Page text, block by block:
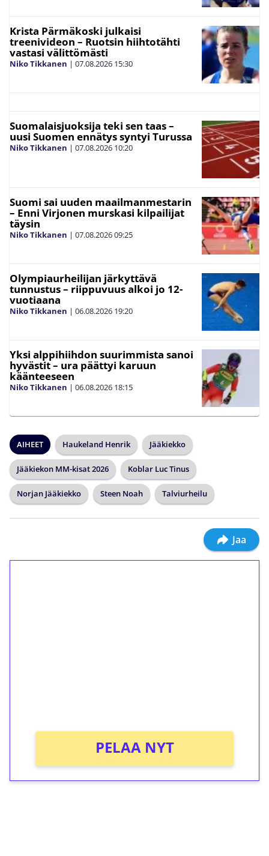
Krista Pärmäkoski julkaisi
treenivideon – Ruotsin hiihtotähti
vastasi välittömästi
Niko Tikkanen | 07.08.2026 15:30
Suomalaisjuoksija teki sen taas –
uusi Suomen ennätys syntyi Turussa
Niko Tikkanen | 07.08.2026 10:20
Suomi sai uuden maailmanmestarin
– Enni Virjonen murskasi kilpailijat
täysin
Niko Tikkanen | 07.08.202609:25
Olympiaurheilijan järkyttävä
tunnustus – riippuvuus alkoi jo 12-
vuotiaana
Niko Tikkanen | 06.08.2026 19:20
Yksi alppihiihdon suurimmista sanoi
hyvästit – ura päättyi karuun
käänteeseen
Niko Tikkanen | 06.08.2026 18:15
AIHEET Haukeland Henrik Jääkiekko
Jääkiekon MM-kisat 2026 Koblar Luc Tinus
Norjan Jääkiekko Steen Noah Talviurheilu
Jaa
PELAA NYT